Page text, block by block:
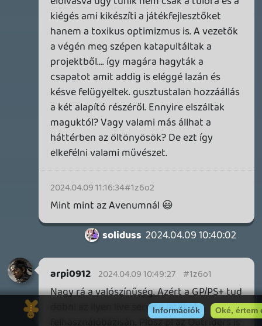
soliduss- 2026.07.20. 201
Eladó konzol, játék - PlayStation 4, PS5
nkaresz6989- 2026.07.20. 12248
19 éve videójáték minden nap! Copyright 365 Media Kft
| Hirdetési ajánlatunk
Felhasználási feltételek | Adatvédelmi elveink
|
Hírek | Cikkek | Podcastok | Blogok |
Gaming Fórum
| Offtopic Fórum
Blog RSS | Podcast RSS |
Instagram
Patreon